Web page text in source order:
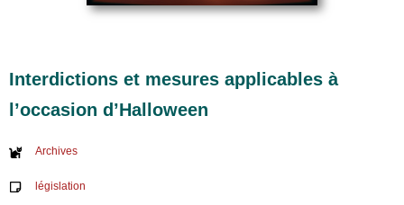
Interdictions et mesures applicables à
l’occasion d’Halloween
Archives
législation